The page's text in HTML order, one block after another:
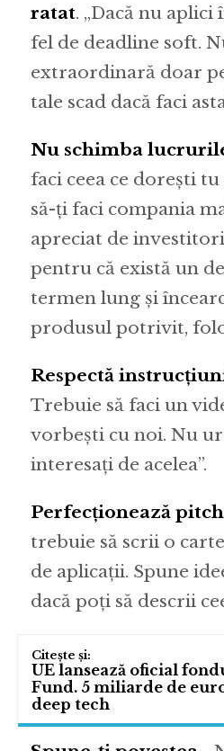
ratat. „Dacă nu
fel de deadline soft.
extraordinară doar
tale scad dacă faci
Nu schimba
faci ceea ce dorești
să-ți faci compania
apreciat de
pentru că există un
termen lung și
produsul potrivit,
Respectă
Trebuie să faci un
vorbești cu noi. Nu
interesați de acelea”.
Perfecționează
trebuie să scrii o
de aplicații. Spune
dacă poți să descrii
UE lansează oficial
Fund. 5 miliarde de
deep tech